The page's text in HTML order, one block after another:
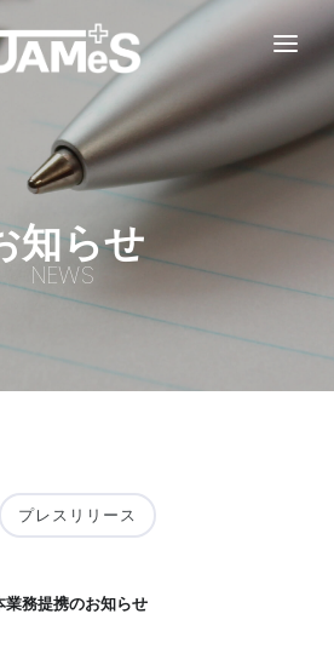
』 開業支援パッケージ『0円開業』
知らせ
NEWS
プレスリリース
務提携のお知らせ